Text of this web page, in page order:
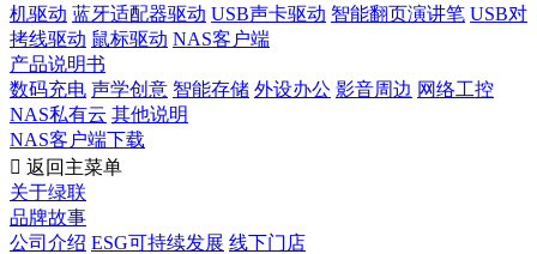
机驱动 蓝牙适配器驱动 USB声卡驱动 智能翻页演讲笔 USB对
拷线驱动 鼠标驱动 NAS客户端
产品说明书
数码充电 声学创意 智能存储 外设办公 影音周边 网络工控
NAS私有云 其他说明
NAS客户端下载
 返回主菜单
关于绿联
品牌故事
公司介绍 ESG可持续发展 线下门店